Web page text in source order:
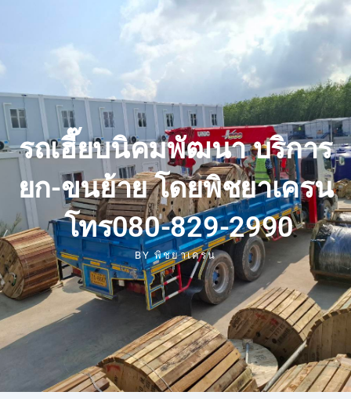
รถเฮี๊ยบนิคมพัฒนา บริการ
ยก-ขนย้าย โดยพิชยาเครน
โทร080-829-2990
BY พิชยาเครน